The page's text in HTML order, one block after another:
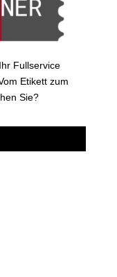
Fullservice
Etikett zum
Sie?